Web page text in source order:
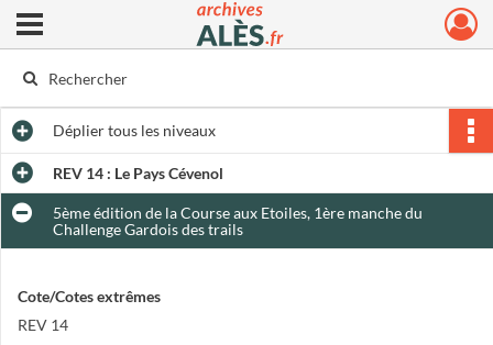
Archives municipales d'Alès
Ouvrir le menu déroulant
Dépliertous les niveaux
REV 14 : Le Pays Cévenol
5ème édition de la Course aux Etoiles, 1ère manche du
Challenge Gardois des trails
Cote/Cotes extrêmes
REV 14